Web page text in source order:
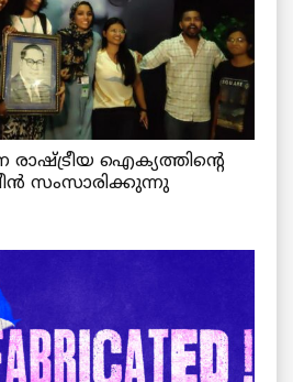
രാഷ്ട്രീയ ഐക്യത്തിന്റെ
സംസാരിക്കുന്നു